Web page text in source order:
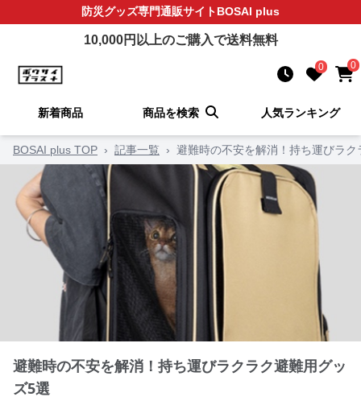
防災グッズ専門通販サイトBOSAI plus
10,000円以上のご購入で送料無料
0 0
新着商品 商品を検索 人気ランキング
BOSAI plus TOP › 記事一覧 › 避難時の不安を解消！持ち運びラ
避難時の不安を解消！持ち運びラクラク避難用グッ
ズ5選